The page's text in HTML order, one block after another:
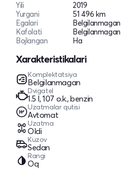
Yili
2019
Yurgani
51 496 km
Egalari
Belgilanmagan
Kafolati
Belgilanmagan
Bojlangan
Ha
Xarakteristikalari
Komplektatsiya
Belgilanmagan
Dvigatel
1.5 l, 107 o.k., benzin
Uzatmalar qutisi
Avtomat
Uzatma
Oldi
Kuzov
Sedan
Rangi
Oq